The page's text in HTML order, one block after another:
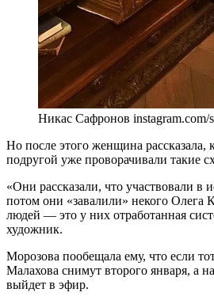
Никас Сафронов instagram.com/
Но после этого женщина рассказала,
подругой уже проворачивали такие
«Они рассказали, что участвовали в
потом они «завалили» некого Олега
людей — это у них отработанная
художник.
Морозова пообещала ему, что если
Малахова снимут второго января, а
выйдет в эфир.